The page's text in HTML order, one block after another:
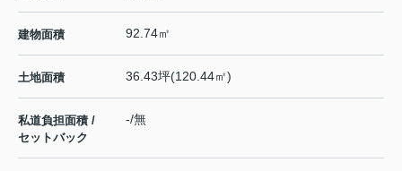
建物面積 92.74㎡
土地面積 36.43坪(120.44㎡)
私道負担面積 /
セットバック
-/無